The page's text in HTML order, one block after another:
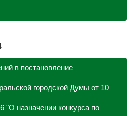
в постановление
городской Думы от 10
"О назначении конкурса по